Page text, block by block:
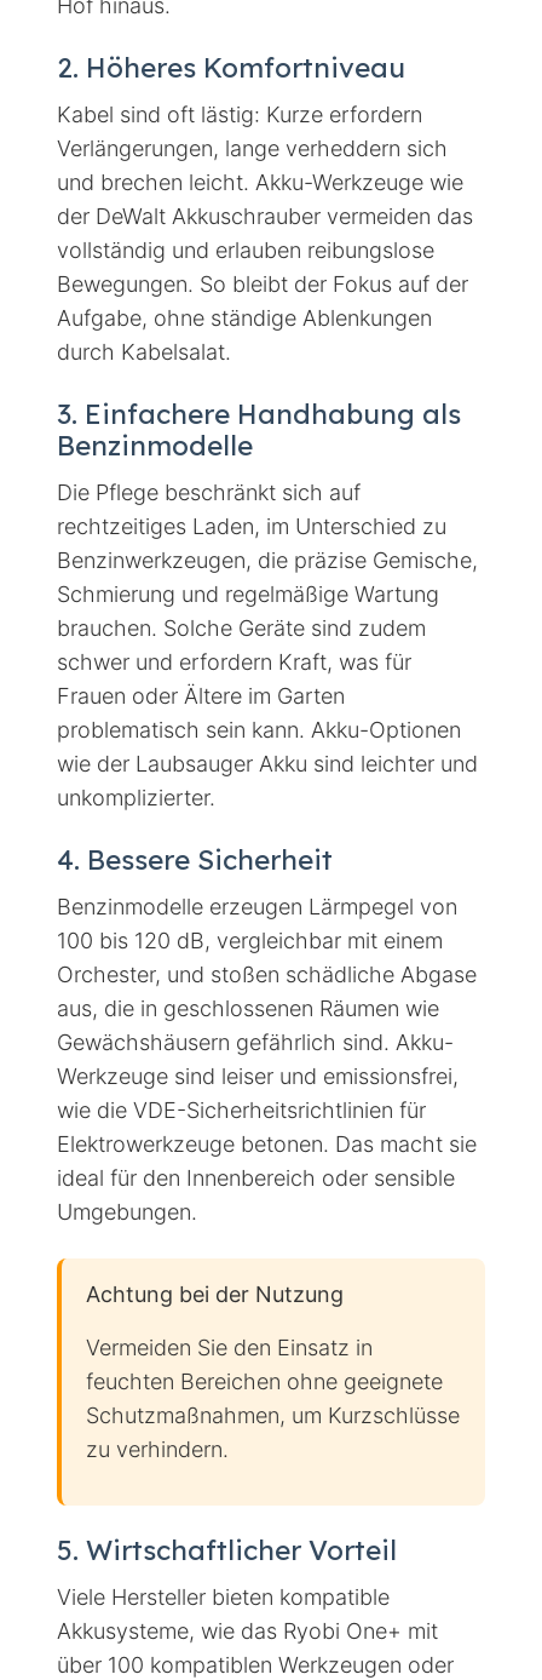
Hof hinaus.
2. Höheres Komfortniveau
Kabel sind oft lästig: Kurze erfordern
Verlängerungen, lange verheddern sich
und brechen leicht. Akku-Werkzeuge wie
der DeWalt Akkuschrauber vermeiden das
vollständig und erlauben reibungslose
Bewegungen. So bleibt der Fokus auf der
Aufgabe, ohne ständige Ablenkungen
durch Kabelsalat.
3. Einfachere Handhabung als
Benzinmodelle
Die Pflege beschränkt sich auf
rechtzeitiges Laden, im Unterschied zu
Benzinwerkzeugen, die präzise Gemische,
Schmierung und regelmäßige Wartung
brauchen. Solche Geräte sind zudem
schwer und erfordern Kraft, was für
Frauen oder Ältere im Garten
problematisch sein kann. Akku-Optionen
wie der Laubsauger Akku sind leichter und
unkomplizierter.
4. Bessere Sicherheit
Benzinmodelle erzeugen Lärmpegel von
100 bis 120 dB, vergleichbar mit einem
Orchester, und stoßen schädliche Abgase
aus, die in geschlossenen Räumen wie
Gewächshäusern gefährlich sind. Akku-
Werkzeuge sind leiser und emissionsfrei,
wie die VDE-Sicherheitsrichtlinien für
Elektrowerkzeuge betonen. Das macht sie
ideal für den Innenbereich oder sensible
Umgebungen.
Achtung bei der Nutzung
Vermeiden Sie den Einsatz in
feuchten Bereichen ohne geeignete
Schutzmaßnahmen, um Kurzschlüsse
zu verhindern.
5. Wirtschaftlicher Vorteil
Viele Hersteller bieten kompatible
Akkusysteme, wie das Ryobi One+ mit
über 100 kompatiblen Werkzeugen oder